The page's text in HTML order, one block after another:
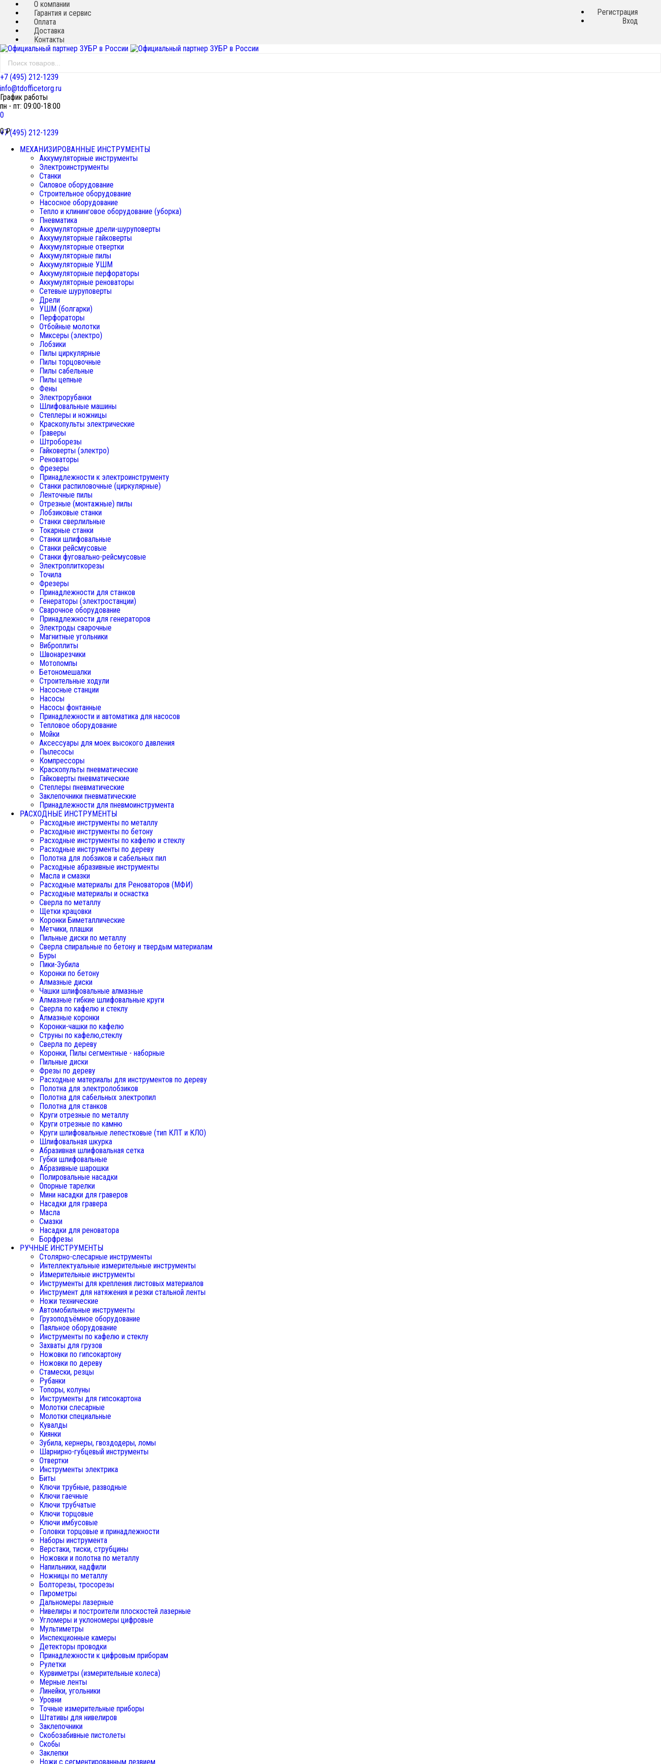
О компании
Гарантия и сервис
Оплата
Доставка
Контакты
Регистрация
Вход
+7 (495) 212-1239
info@tdofficetorg.ru
График работы
пн - пт: 09:00-18:00
0
0₽
+7 (495) 212-1239
МЕХАНИЗИРОВАННЫЕ ИНСТРУМЕНТЫ
Аккумуляторные инструменты
Электроинструменты
Станки
Силовое оборудование
Строительное оборудование
Насосное оборудование
Тепло и клининговое оборудование (уборка)
Пневматика
Аккумуляторные дрели-шуруповерты
Аккумуляторные гайковерты
Аккумуляторные отвертки
Аккумуляторные пилы
Аккумуляторные УШМ
Аккумуляторные перфораторы
Аккумуляторные реноваторы
Сетевые шуруповерты
Дрели
УШМ (болгарки)
Перфораторы
Отбойные молотки
Миксеры (электро)
Лобзики
Пилы циркулярные
Пилы торцовочные
Пилы сабельные
Пилы цепные
Фены
Электрорубанки
Шлифовальные машины
Степлеры и ножницы
Краскопульты электрические
Граверы
Штроборезы
Гайковерты (электро)
Реноваторы
Фрезеры
Принадлежности к электроинструменту
Станки распиловочные (циркулярные)
Ленточные пилы
Отрезные (монтажные) пилы
Лобзиковые станки
Станки сверлильные
Токарные станки
Станки шлифовальные
Станки рейсмусовые
Станки фуговально-рейсмусовые
Электроплиткорезы
Точила
Фрезеры
Принадлежности для станков
Генераторы (электростанции)
Сварочное оборудование
Принадлежности для генераторов
Электроды сварочные
Магнитные угольники
Виброплиты
Швонарезчики
Мотопомпы
Бетономешалки
Строительные ходули
Насосные станции
Насосы
Насосы фонтанные
Принадлежности и автоматика для насосов
Тепловое оборудование
Мойки
Аксессуары для моек высокого давления
Пылесосы
Компрессоры
Краскопульты пневматические
Гайковерты пневматические
Степлеры пневматические
Заклепочники пневматические
Принадлежности для пневмоинструмента
РАСХОДНЫЕ ИНСТРУМЕНТЫ
Расходные инструменты по металлу
Расходные инструменты по бетону
Расходные инструменты по кафелю и стеклу
Расходные инструменты по дереву
Полотна для лобзиков и сабельных пил
Расходные абразивные инструменты
Масла и смазки
Расходные материалы для Реноваторов (МФИ)
Расходные материалы и оснастка
Сверла по металлу
Щетки крацовки
Коронки Биметаллические
Метчики, плашки
Пильные диски по металлу
Сверла спиральные по бетону и твердым материалам
Буры
Пики-Зубила
Коронки по бетону
Алмазные диски
Чашки шлифовальные алмазные
Алмазные гибкие шлифовальные круги
Сверла по кафелю и стеклу
Алмазные коронки
Коронки-чашки по кафелю
Струны по кафелю,стеклу
Сверла по дереву
Коронки, Пилы сегментные - наборные
Пильные диски
Фрезы по дереву
Расходные материалы для инструментов по дереву
Полотна для электролобзиков
Полотна для сабельных электропил
Полотна для станков
Круги отрезные по металлу
Круги отрезные по камню
Круги шлифовальные лепестковые (тип КЛТ и КЛО)
Шлифовальная шкурка
Абразивная шлифовальная сетка
Губки шлифовальные
Абразивные шарошки
Полировальные насадки
Опорные тарелки
Мини насадки для граверов
Насадки для гравера
Масла
Смазки
Насадки для реноватора
Борфрезы
РУЧНЫЕ ИНСТРУМЕНТЫ
Столярно-слесарные инструменты
Интеллектуальные измерительные инструменты
Измерительные инструменты
Инструменты для крепления листовых материалов
Инструмент для натяжения и резки стальной ленты
Ножи технические
Автомобильные инструменты
Грузоподъёмное оборудование
Паяльное оборудование
Инструменты по кафелю и стеклу
Захваты для грузов
Ножовки по гипсокартону
Ножовки по дереву
Стамески, резцы
Рубанки
Топоры, колуны
Инструменты для гипсокартона
Молотки слесарные
Молотки специальные
Кувалды
Киянки
Зубила, кернеры, гвоздодеры, ломы
Шарнирно-губцевый инструменты
Отвертки
Инструменты электрика
Биты
Ключи трубные, разводные
Ключи гаечные
Ключи трубчатые
Ключи торцовые
Ключи имбусовые
Головки торцовые и принадлежности
Наборы инструмента
Верстаки, тиски, струбцины
Ножовки и полотна по металлу
Напильники, надфили
Ножницы по металлу
Болторезы, тросорезы
Пирометры
Дальномеры лазерные
Нивелиры и построители плоскостей лазерные
Угломеры и уклономеры цифровые
Мультиметры
Инспекционные камеры
Детекторы проводки
Принадлежности к цифровым приборам
Рулетки
Курвиметры (измерительные колеса)
Мерные ленты
Линейки, угольники
Уровни
Точные измерительные приборы
Штативы для нивелиров
Заклепочники
Скобозабивные пистолеты
Скобы
Заклепки
Ножи с сегментированным лезвием